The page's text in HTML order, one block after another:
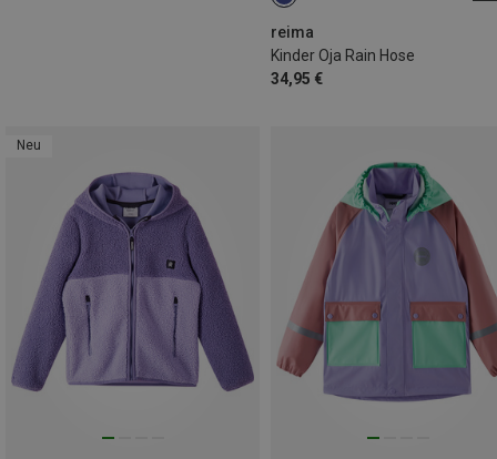
reima
Kinder Oja Rain Hose
34,95 €
Neu